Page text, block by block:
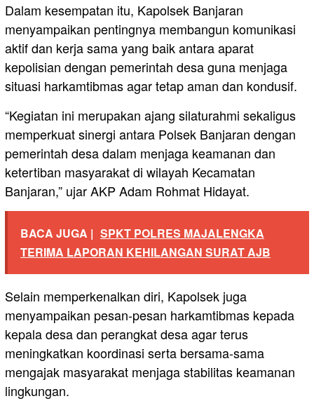
Dalam kesempatan itu, Kapolsek Banjaran
menyampaikan pentingnya membangun komunikasi
aktif dan kerja sama yang baik antara aparat
kepolisian dengan pemerintah desa guna menjaga
situasi harkamtibmas agar tetap aman dan kondusif.
“Kegiatan ini merupakan ajang silaturahmi sekaligus
memperkuat sinergi antara Polsek Banjaran dengan
pemerintah desa dalam menjaga keamanan dan
ketertiban masyarakat di wilayah Kecamatan
Banjaran,” ujar AKP Adam Rohmat Hidayat.
BACA JUGA | SPKT POLRES MAJALENGKA
TERIMA LAPORAN KEHILANGAN SURAT AJB
Selain memperkenalkan diri, Kapolsek juga
menyampaikan pesan-pesan harkamtibmas kepada
kepala desa dan perangkat desa agar terus
meningkatkan koordinasi serta bersama-sama
mengajak masyarakat menjaga stabilitas keamanan
lingkungan.